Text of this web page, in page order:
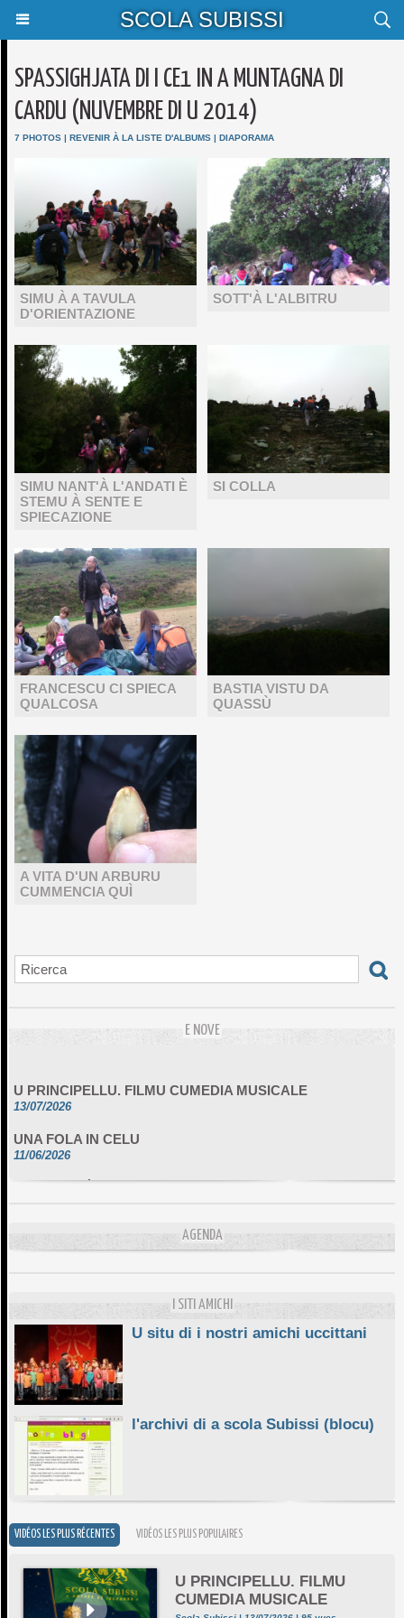
SCOLA SUBISSI
SPASSIGHJATA DI I CE1 IN A MUNTAGNA DI
CARDU (NUVEMBRE DI U 2014)
7 PHOTOS | REVENIR À LA LISTE D'ALBUMS | DIAPORAMA
SIMU À A TAVULA
D'ORIENTAZIONE
SOTT'À L'ALBITRU
SIMU NANT'À L'ANDATI È
STEMU À SENTE E
SPIECAZIONE
SI COLLA
FRANCESCU CI SPIECA
QUALCOSA
BASTIA VISTU DA
QUASSÙ
A VITA D'UN ARBURU
CUMMENCIA QUÌ
E NOVE
U PRINCIPELLU. FILMU CUMEDIA MUSICALE
13/07/2026
UNA FOLA IN CELU
11/06/2026
DA SCIMULÌ
AGENDA
I SITI AMICHI
U situ di i nostri amichi uccittani
l'archivi di a scola Subissi (blocu)
VIDÉOS LES PLUS RÉCENTES VIDÉOS LES PLUS POPULAIRES
U PRINCIPELLU. FILMU
CUMEDIA MUSICALE